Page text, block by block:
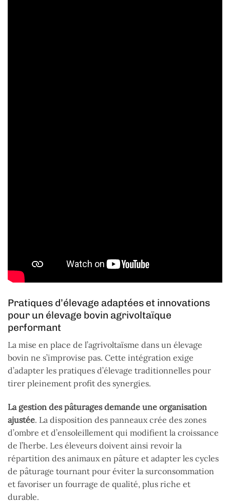
Pratiques d’élevage adaptées et innovations
pour un élevage bovin agrivoltaïque
performant
La mise en place de l’agrivoltaïsme dans un élevage
bovin ne s’improvise pas. Cette intégration exige
d’adapter les pratiques d’élevage traditionnelles pour
tirer pleinement profit des synergies.
La gestion des pâturages demande une organisation
ajustée. La disposition des panneaux crée des zones
d’ombre et d’ensoleillement qui modifient la croissance
de l’herbe. Les éleveurs doivent ainsi revoir la
répartition des animaux en pâture et adapter les cycles
de pâturage tournant pour éviter la surconsommation
et favoriser un fourrage de qualité, plus riche et
durable.